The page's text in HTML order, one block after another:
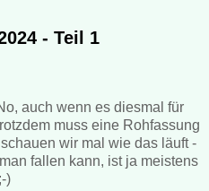
- Teil 1
auch wenn es diesmal für
muss eine Rohfassung
wir mal wie das läuft -
fallen kann, ist ja meistens
)